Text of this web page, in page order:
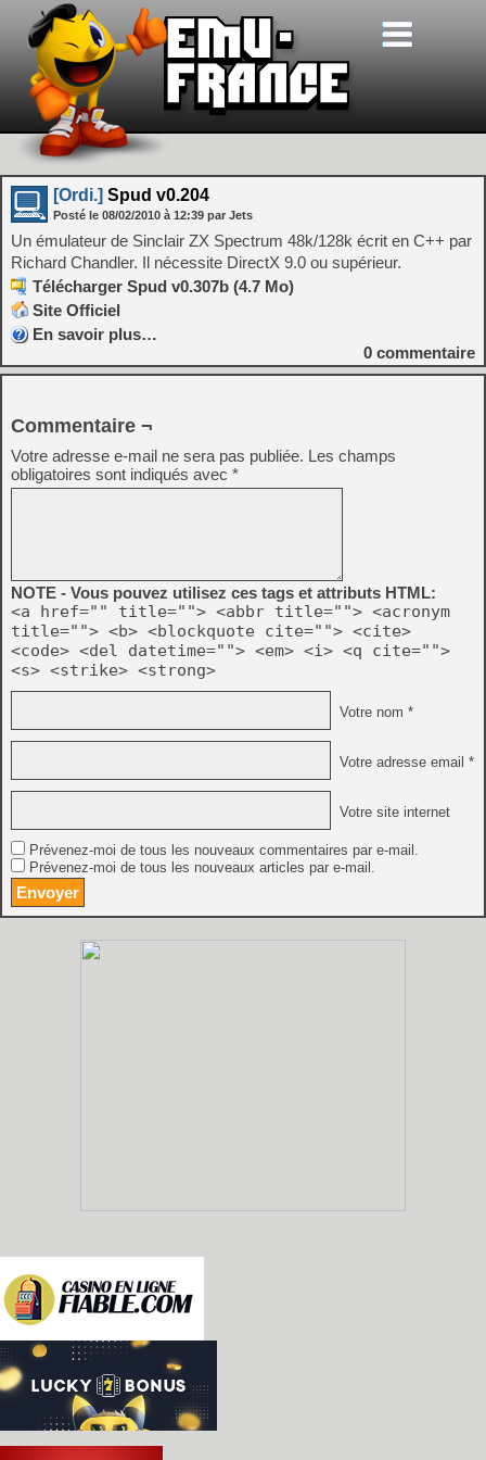
[Ordi.] Spud v0.204
Posté le 08/02/2010 à 12:39 par Jets
Un émulateur de Sinclair ZX Spectrum 48k/128k écrit en C++ par
Richard Chandler. Il nécessite DirectX 9.0 ou supérieur.
Télécharger Spud v0.307b (4.7 Mo)
Site Officiel
En savoir plus…
0 commentaire
Commentaire ¬
Votre adresse e-mail ne sera pas publiée. Les champs
obligatoires sont indiqués avec *
NOTE - Vous pouvez utilisez ces tags et attributs HTML:
<a href="" title=""> <abbr title=""> <acronym
title=""> <b> <blockquote cite=""> <cite>
<code> <del datetime=""> <em> <i> <q cite="">
<s> <strike> <strong>
Votre nom *
Votre adresse email *
Votre site internet
Prévenez-moi de tous les nouveaux commentaires par e-mail.
Prévenez-moi de tous les nouveaux articles par e-mail.